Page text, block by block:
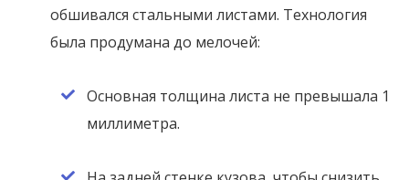
обшивался стальными листами. Технология
была продумана до мелочей:
Основная толщина листа не превышала 1
миллиметра.